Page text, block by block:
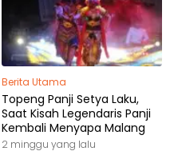
Berita Utama
Topeng Panji Setya Laku,
Saat Kisah Legendaris Panji
Kembali Menyapa Malang
2 minggu yang lalu